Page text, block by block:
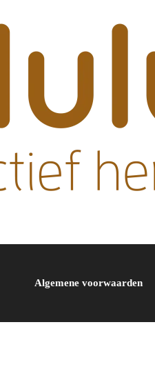
Algemene voorwaarden